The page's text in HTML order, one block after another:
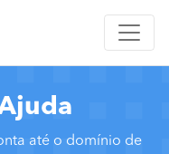
até o domínio de